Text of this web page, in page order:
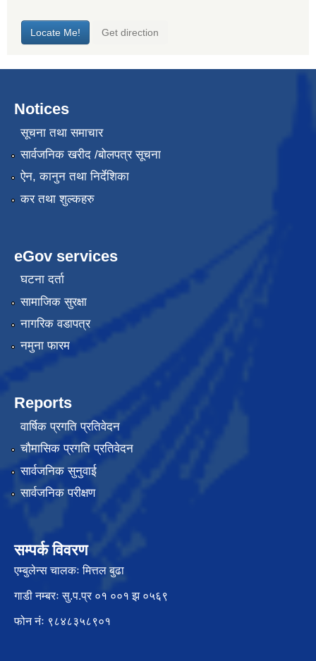
Notices
सूचना तथा समाचार
सार्वजनिक खरीद /बोलपत्र सूचना
ऐन, कानुन तथा निर्देशिका
कर तथा शुल्कहरु
eGov services
घटना दर्ता
सामाजिक सुरक्षा
नागरिक वडापत्र
नमुना फारम
Reports
वार्षिक प्रगति प्रतिवेदन
चौमासिक प्रगति प्रतिवेदन
सार्वजनिक सुनुवाई
सार्वजनिक परीक्षण
सम्पर्क विवरण
एम्बुलेन्स चालकः मित्तल बुढा
गाडी नम्बरः सु.प.प्र ०१ ००१ झ ०५६९
फोन नंः ९८४८३५८९०१